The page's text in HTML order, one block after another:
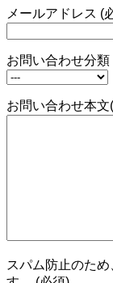
メールアドレス (
お問い合わせ分類
お問い合わせ本文
スパム防止のた